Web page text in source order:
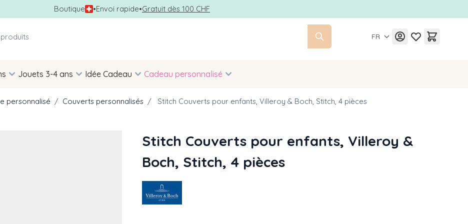
Boutique •Envoi rapide•Gratuit dès 100 CHF
FR
Jouets 3-4 ans Idée Cadeau Cadeau personnalisé
personnalisé / Couverts personnalisés / Stitch Couverts pour enfants, Villeroy & Boch, Stitch, 4 pièces
Stitch Couverts pour enfants, Villeroy &
Boch, Stitch, 4 pièces